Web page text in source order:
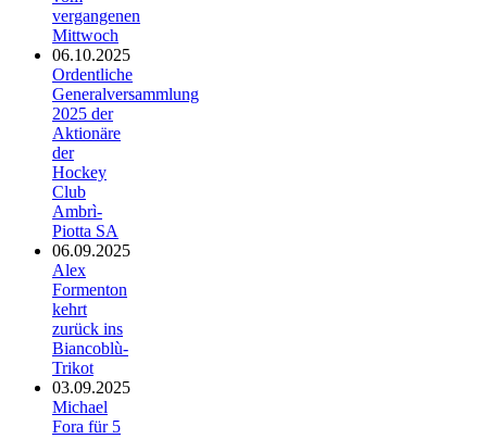
vergangenen
Mittwoch
06.10.2025
Ordentliche
Generalversammlung
2025 der
Aktionäre
der
Hockey
Club
Ambrì-
Piotta SA
06.09.2025
Alex
Formenton
kehrt
zurück ins
Biancoblù-
Trikot
03.09.2025
Michael
Fora für 5